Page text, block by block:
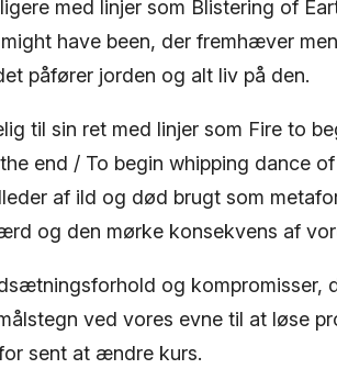
med linjer som Blistering of
have been, der fremhæver
påfører jorden og alt liv på den.
til sin ret med linjer som Fire to
end / To begin whipping dance
af ild og død brugt som
og den mørke konsekvens af
og kompromisser,
ved vores evne til at løse
sent at ændre kurs.